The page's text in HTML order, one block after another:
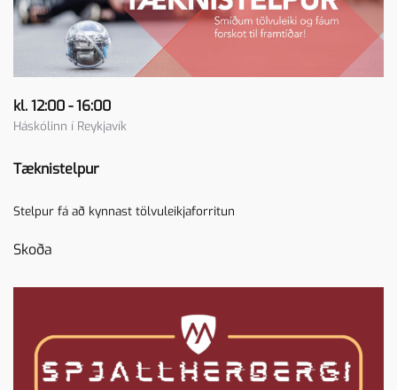
kl. 12:00 - 16:00
Háskólinn í Reykjavík
Tæknistelpur
Stelpur fá að kynnast tölvuleikjaforritun
Skoða